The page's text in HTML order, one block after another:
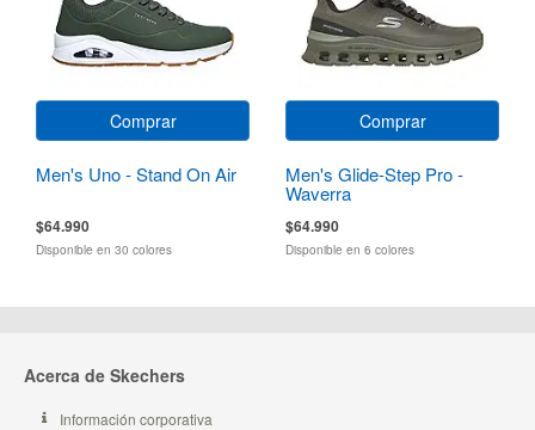
Comprar
Men's Uno - Stand On Air
$64.990
Disponible en 30 colores
Comprar
Men's Glide-Step Pro -
Waverra
$64.990
Disponible en 6 colores
Acerca de Skechers
Información corporativa